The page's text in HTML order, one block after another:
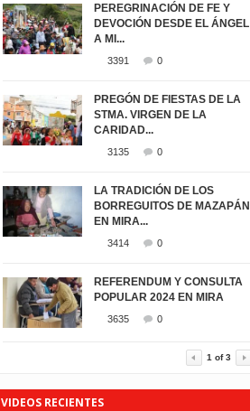
PEREGRINACIÓN DE FE Y
DEVOCIÓN DESDE EL ÁNGEL
A MI...
3391 0
PREGÓN DE FIESTAS DE LA
STMA. VIRGEN DE LA
CARIDAD...
3135 0
LA TRADICIÓN DE LOS
BORREGUITOS DE MAZAPÁN
EN MIRA...
3414 0
REFERENDUM Y CONSULTA
POPULAR 2024 EN MIRA
3635 0
1 of3
VIDEOS RECIENTES